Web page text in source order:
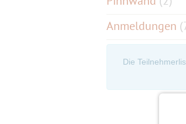
!FOTO
Anmeldungen
Die